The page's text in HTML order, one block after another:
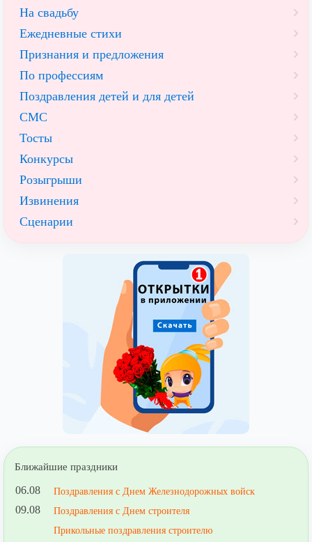
На свадьбу
Ежедневные стихи
Признания и предложения
По профессиям
Поздравления детей и для детей
СМС
Тосты
Конкурсы
Розыгрыши
Извинения
Сценарии
Ближайшие праздники
06.08 Поздравления с Днем Железнодорожных войск
09.08
Поздравления с Днем строителя
Прикольные поздравления строителю